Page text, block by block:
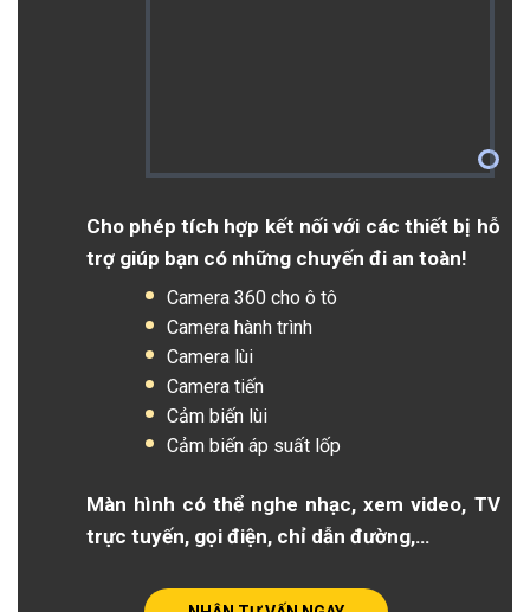
Camera 360 cho ô tô
Camera hành trình
Camera lùi
Camera tiến
Cảm biến lùi
Cảm biến áp suất lốp
Cho phép tích hợp kết nối với các thiết bị hỗ
trợ giúp bạn có những chuyến đi an toàn!
Màn hình có thể nghe nhạc, xem video, TV
trực tuyến, gọi điện, chỉ dẫn đường,…